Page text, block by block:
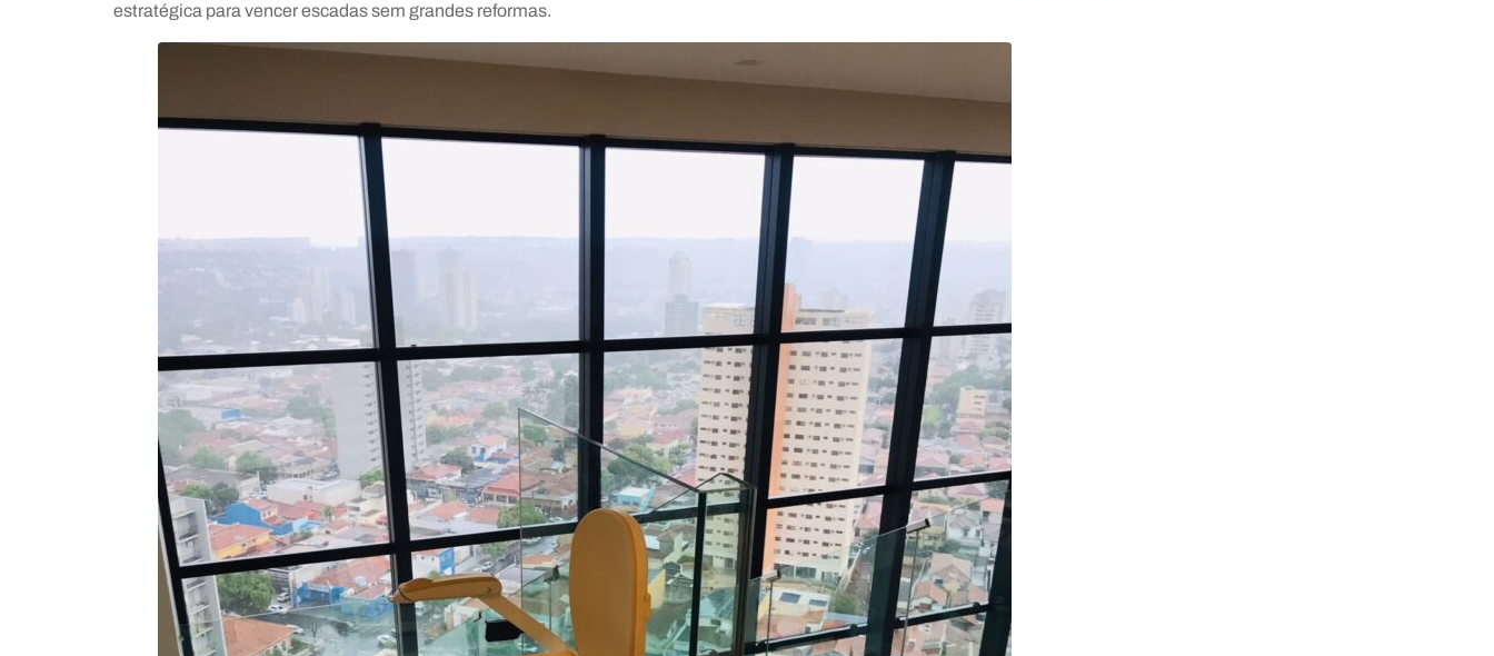
estratégica para vencer escadas sem grandes reformas.